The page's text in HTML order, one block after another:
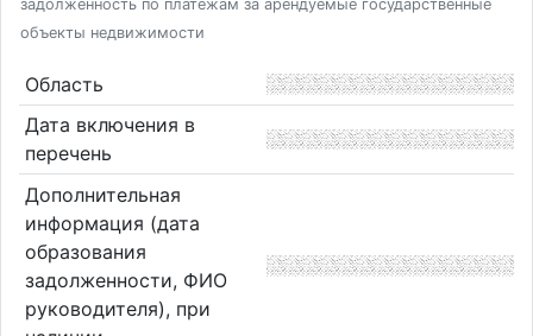
задолженность по платежам за арендуемые государственные
объекты недвижимости
Область
Дата включения в
перечень
Дополнительная
информация (дата
образования
задолженности, ФИО
руководителя), при